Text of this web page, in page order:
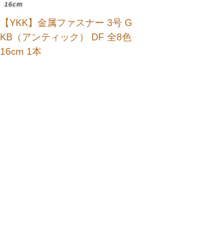
【YKK】金属ファスナー 3号 G
KB（アンティック） DF 全8色
16cm 1本